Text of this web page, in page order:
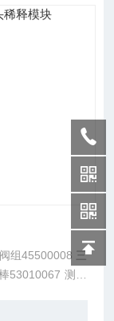
组45500008 三
53010067 测温